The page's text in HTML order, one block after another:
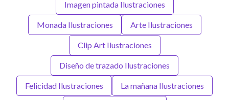
Imagen pintada Ilustraciones
Monada Ilustraciones Arte Ilustraciones
Clip Art Ilustraciones
Diseño de trazado Ilustraciones
Felicidad Ilustraciones La mañana Ilustraciones